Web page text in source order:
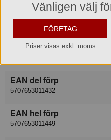
Varukategori
Torkad frukt
Leverantör
EAN del förp
5707653011432
EAN hel förp
5707653011449
Vänligen välj
FÖRETAG
Priser visas exkl. moms